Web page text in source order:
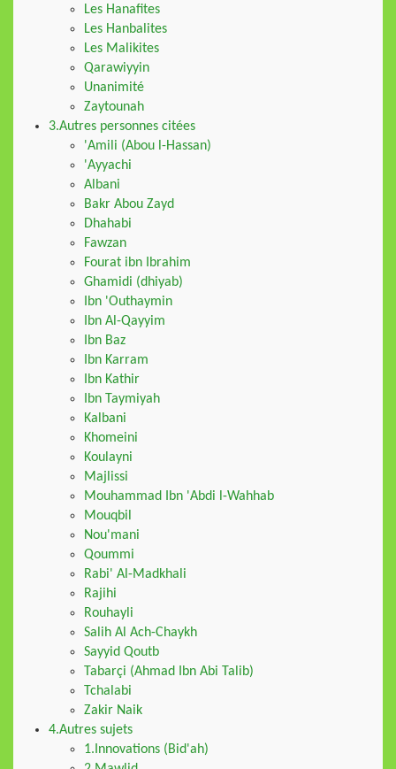
Les Hanafites
Les Hanbalites
Les Malikites
Qarawiyyin
Unanimité
Zaytounah
3.Autres personnes citées
'Amili (Abou l-Hassan)
'Ayyachi
Albani
Bakr Abou Zayd
Dhahabi
Fawzan
Fourat ibn Ibrahim
Ghamidi (dhiyab)
Ibn 'Outhaymin
Ibn Al-Qayyim
Ibn Baz
Ibn Karram
Ibn Kathir
Ibn Taymiyah
Kalbani
Khomeini
Koulayni
Majlissi
Mouhammad Ibn 'Abdi l-Wahhab
Mouqbil
Nou'mani
Qoummi
Rabi' Al-Madkhali
Rajihi
Rouhayli
Salih Al Ach-Chaykh
Sayyid Qoutb
Tabarçi (Ahmad Ibn Abi Talib)
Tchalabi
Zakir Naik
4.Autres sujets
1.Innovations (Bid'ah)